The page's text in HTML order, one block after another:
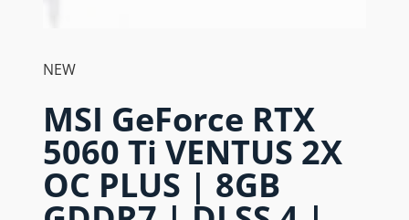
NEW
MSI GeForce RTX
5060 Ti VENTUS 2X
OC PLUS | 8GB